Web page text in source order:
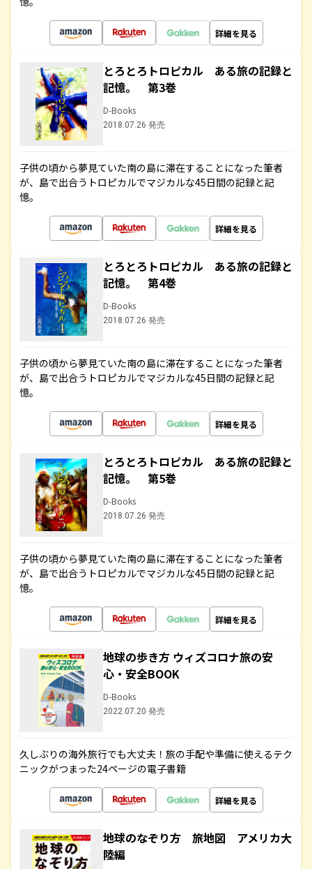
詳細を見る
とろとろトロピカル ある旅の記録と
記憶。 第3巻
D-Books
2018.07.26 発売
子供の頃から夢見ていた南の島に滞在することになった筆者
が、島で出合うトロピカルでマジカルな45日間の記録と記
憶。
詳細を見る
とろとろトロピカル ある旅の記録と
記憶。 第4巻
D-Books
2018.07.26 発売
子供の頃から夢見ていた南の島に滞在することになった筆者
が、島で出合うトロピカルでマジカルな45日間の記録と記
憶。
詳細を見る
とろとろトロピカル ある旅の記録と
記憶。 第5巻
D-Books
2018.07.26 発売
子供の頃から夢見ていた南の島に滞在することになった筆者
が、島で出合うトロピカルでマジカルな45日間の記録と記
憶。
詳細を見る
地球の歩き方 ウィズコロナ旅の安
心・安全BOOK
D-Books
2022.07.20 発売
久しぶりの海外旅行でも大丈夫！旅の手配や準備に使えるテク
ニックがつまった24ページの電子書籍
詳細を見る
地球のなぞり方 旅地図 アメリカ大
陸編